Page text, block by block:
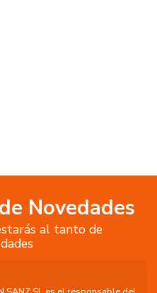
Novedades
al tanto de